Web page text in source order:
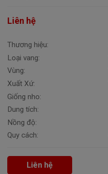
Liên hệ
Thương hiệu:
Loại vang:
Vùng:
Xuất Xứ:
Giống nho:
Dung tích:
Nồng độ:
Quy cách:
Liên hệ